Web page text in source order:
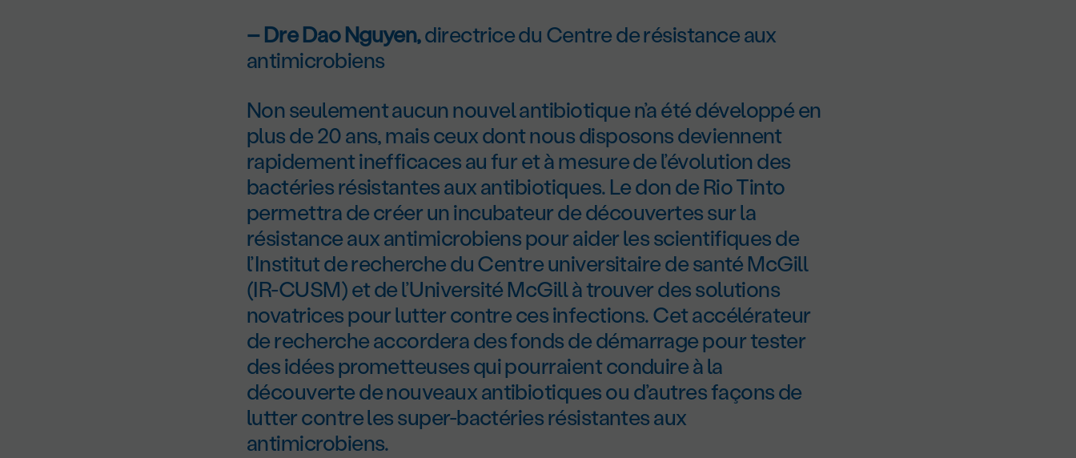
– Dre Dao Nguyen,directrice du Centre de résistance aux
antimicrobiens
Non seulement aucun nouvel antibiotique n’a été développé en
plus de 20 ans, mais ceux dont nous disposons deviennent
rapidement inefficaces au fur et à mesure de l’évolution des
bactéries résistantes aux antibiotiques. Le don de Rio Tinto
permettra de créer un incubateur de découvertes sur la
résistance aux antimicrobiens pour aider les scientifiques de
l’Institut de recherche du Centre universitaire de santé McGill
(IR-CUSM) et de l’Université McGill à trouver des solutions
novatrices pour lutter contre ces infections. Cet accélérateur
de recherche accordera des fonds de démarrage pour tester
des idées prometteuses qui pourraient conduire à la
découverte de nouveaux antibiotiques ou d’autres façons de
lutter contre les super-bactéries résistantes aux
antimicrobiens.